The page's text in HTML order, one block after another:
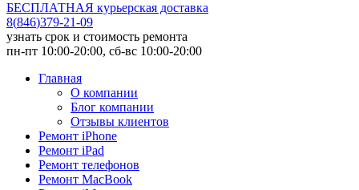
БЕСПЛАТНАЯ курьерская доставка
8(846)379-21-09
узнать срок и стоимость ремонта
пн-пт 10:00-20:00, сб-вс 10:00-20:00
Главная
О компании
Блог компании
Отзывы клиентов
Ремонт iPhone
Ремонт iPad
Ремонт телефонов
Ремонт MacBook